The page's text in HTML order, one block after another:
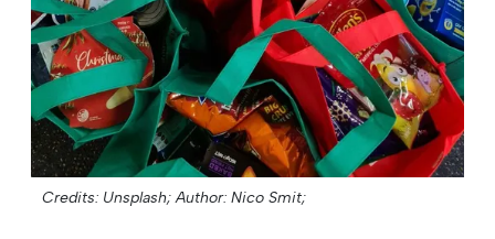
Credits: Unsplash; Author: Nico Smit;